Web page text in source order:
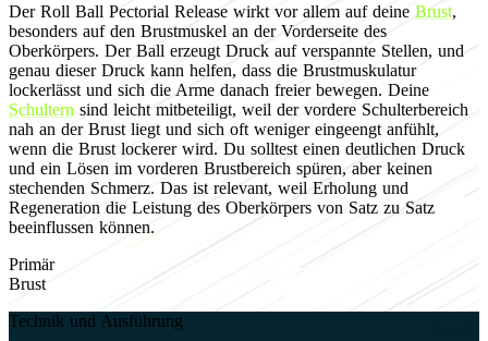
Der Roll Ball Pectorial Release wirkt vor allem auf deine Brust,
besonders auf den Brustmuskel an der Vorderseite des
Oberkörpers. Der Ball erzeugt Druck auf verspannte Stellen, und
genau dieser Druck kann helfen, dass die Brustmuskulatur
lockerlässt und sich die Arme danach freier bewegen. Deine
Schultern sind leicht mitbeteiligt, weil der vordere Schulterbereich
nah an der Brust liegt und sich oft weniger eingeengt anfühlt,
wenn die Brust lockerer wird. Du solltest einen deutlichen Druck
und ein Lösen im vorderen Brustbereich spüren, aber keinen
stechenden Schmerz. Das ist relevant, weil Erholung und
Regeneration die Leistung des Oberkörpers von Satz zu Satz
beeinflussen können.
Primär
Brust
Technik und Ausführung